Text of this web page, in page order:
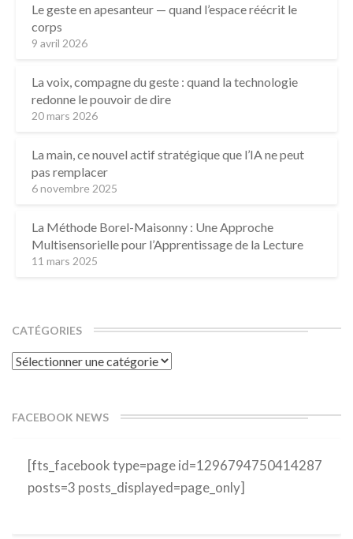
Le geste en apesanteur — quand l’espace réécrit le
corps
9 avril 2026
La voix, compagne du geste : quand la technologie
redonne le pouvoir de dire
20 mars 2026
La main, ce nouvel actif stratégique que l’IA ne peut
pas remplacer
6 novembre 2025
La Méthode Borel-Maisonny : Une Approche
Multisensorielle pour l’Apprentissage de la Lecture
11 mars 2025
CATÉGORIES
Catégories
FACEBOOK NEWS
[fts_facebook type=page id=1296794750414287
posts=3 posts_displayed=page_only]